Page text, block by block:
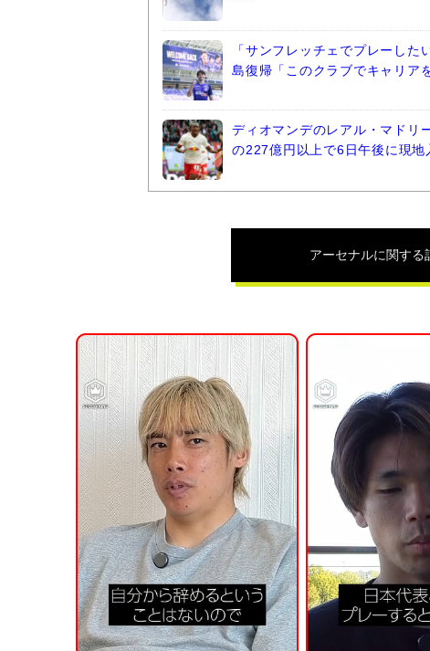
「サンフレッチェでプレーし
島復帰「このクラブでキャリア
ディオマンデのレアル・マドリ
の227億円以上で6日午後に現地
アーセナルに関する